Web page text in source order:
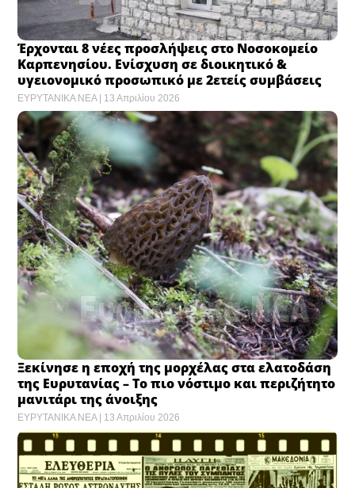
Έρχονται 8 νέες προσλήψεις στο Νοσοκομείο
Καρπενησίου. Ενίσχυση σε διοικητικό &
υγειονομικό προσωπικό με 2ετείς συμβάσεις
ΕΥΡΥΤΑΝΙΚΑ ΝΕΑ 13 Απριλίου 2026
Ξεκίνησε η εποχή της μορχέλας στα ελατοδάση
της Ευρυτανίας – Το πιο νόστιμο και περιζήτητο
μανιτάρι της άνοιξης
ΕΥΡΥΤΑΝΙΚΑ ΝΕΑ 13 Απριλίου 2026